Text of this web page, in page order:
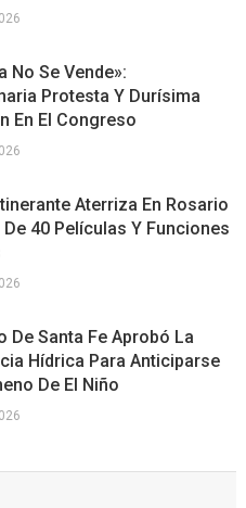
No Se Vende»:
Protesta Y Durísima
En El Congreso
Aterriza En Rosario
40 Películas Y Funciones
De Santa Fe Aprobó La
Hídrica Para Anticiparse
De El Niño